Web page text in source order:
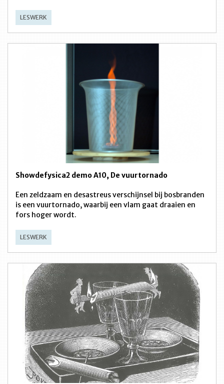
LESWERK
Showdefysica2 demo A10, De vuurtornado
Een zeldzaam en desastreus verschijnsel bij bosbranden
is een vuurtornado, waarbij een vlam gaat draaien en
fors hoger wordt.
LESWERK